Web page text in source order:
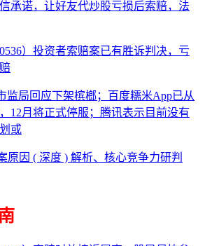
承诺，让好友代炒股亏损后索赔，法
）投资者索赔案已有胜诉判决，亏
监局回应下架槟榔；百度糯米App已从
12月将正式停服；腾讯表示目前没有
或
原因 ( 深度 ) 解析、核心竞争力研判